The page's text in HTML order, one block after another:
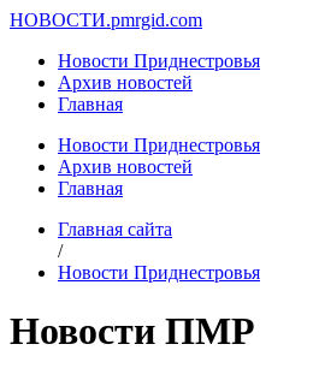
НОВОСТИ.pmrgid.com
Новости Приднестровья
Архив новостей
Главная
Новости Приднестровья
Архив новостей
Главная
Главная сайта
/
Новости Приднестровья
Новости ПМР